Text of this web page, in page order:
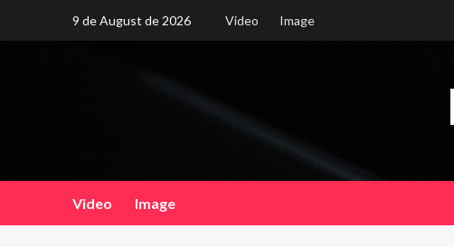
9 de August de 2026 Video Image
Video Image